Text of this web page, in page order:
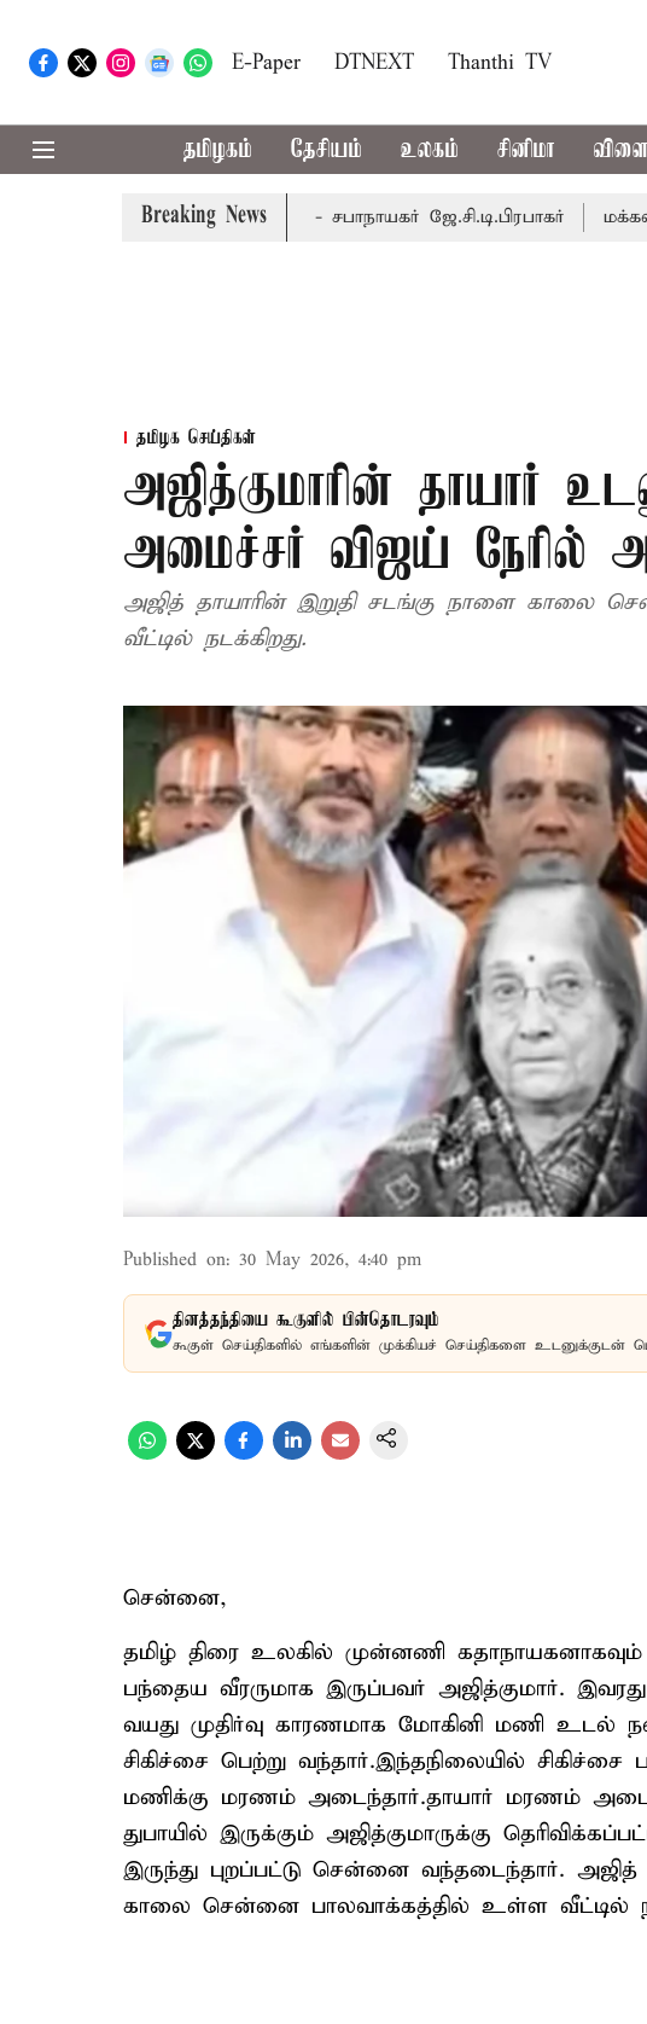
E-Paper DTNEXT Thanthi TV
தமிழகம் தேசியம் உலகம் சினிமா
Breaking News
வரை நடைபெறும் - சபாநாயகர் ஜே.சி.டி.பிரபாகர் மக்களின்
தமிழக செய்திகள்
அஜித்குமாரின் தாயார்
அமைச்சர் விஜய் நேரில்
அஜித் தாயாரின் இறுதி சடங்கு நாளை காலை
வீட்டில் நடக்கிறது.
Published on: 30 May 2026, 4:40 pm
தினத்தந்தியை கூகுளில் பின்தொடரவும்
கூகுள் செய்திகளில் எங்களின் முக்கியச் செய்திகளை உடனுக்குடன்
சென்னை,
தமிழ் திரை உலகில் முன்னணி
பந்தைய வீரருமாக இருப்பவர் அஜித்குமார்.
வயது முதிர்வு காரணமாக மோகினி மணி உடல்
சிகிச்சை பெற்று வந்தார்.இந்தநிலையில்
மணிக்கு மரணம் அடைந்தார்.தாயார் மரணம்
துபாயில் இருக்கும் அஜித்குமாருக்கு
இருந்து புறப்பட்டு சென்னை வந்தடைந்தார். அஜித்
காலை சென்னை பாலவாக்கத்தில் உள்ள வீட்டில்